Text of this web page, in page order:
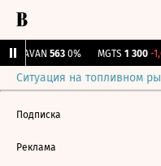
AVAN 563 0% MGTS 1 300 -
Ситуация на топливном
Подписка
Реклама